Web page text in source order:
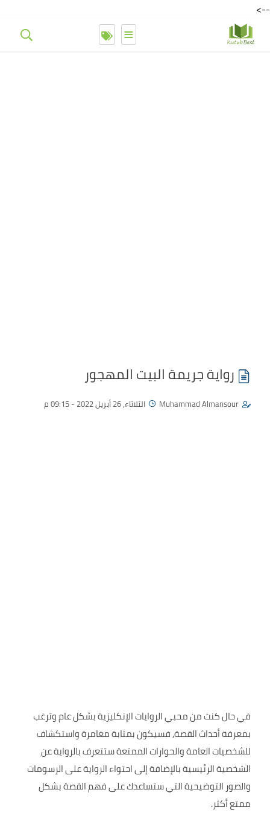
-->
≡
رواية جريمة البيت المهجور
Muhammad Almansour الثلاثاء, 26 أبريل 2022 - 09:15 م
في حال كنت من محبي الروايات الإنكليزية بشكل عام وترغب
بمعرفة أحداث القصة, فسيكون بمثابة مغامرة واستكشاف
للشخصيات العامة والحوارات الممتعة ستتعرف بالرواية عن
الشخصية الرئيسية بالإضافة إلى احتواء الرواية على الرسومات
والصور التوضيحية التي ستساعدك على فهم القصة بشكل
ممتع أكثر.